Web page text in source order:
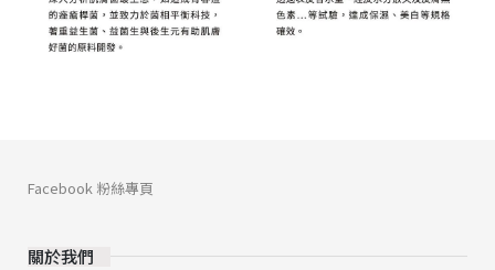
關於我們
Facebook 粉絲專頁